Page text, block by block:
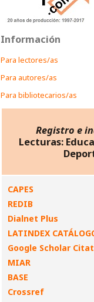
Información
Para lectores/as
Para autores/as
Para bibliotecarios/as
Registro e
Lecturas:
CAPES
REDIB
Dialnet Plus
LATINDEX
Google Scholar
MIAR
BASE
Crossref